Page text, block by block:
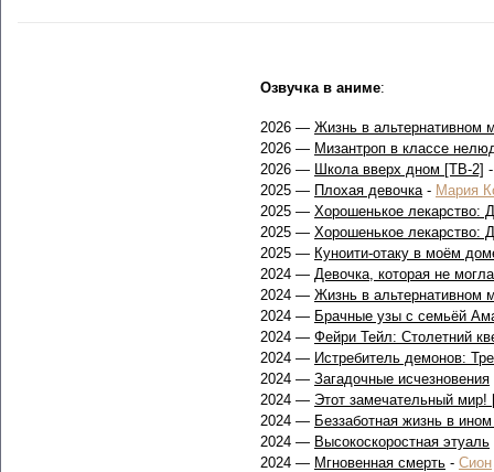
Озвучка в аниме:
2026 — Жизнь в альтернативном
2026 — Мизантроп в классе
2026 — Школа вверх дном [ТВ-2]
2025 — Плохая девочка- Мария
2025 — Хорошенькое лекарство:
2025 — Хорошенькое лекарство:
2025 — Куноити-отаку в моём
2024 — Девочка, которая не
2024 — Жизнь в альтернативном
2024 — Брачные узы с семьёй
2024 — Фейри Тейл: Столетний
2024 — Истребитель демонов:
2024 — Загадочные исчезновения
2024 — Этот замечательный мир!
2024 — Беззаботная жизнь в
2024 — Высокоскоростная этуаль
2024 — Мгновенная смерть - Сион